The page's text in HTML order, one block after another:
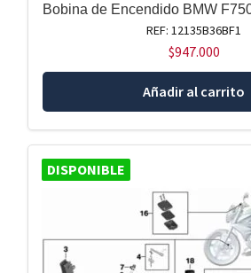
Bobina de Encendido BMW
REF: 12135B36BF1
$947.000
Añadir al carrito
DISPONIBLE